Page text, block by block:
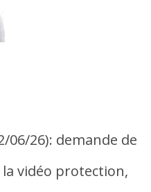
06/26): demande de
vidéo protection,